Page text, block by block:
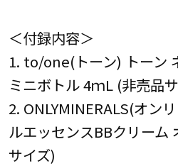
＜付録内容＞
1. to/one(トーン) トーン
ミニボトル 4ｍL (非売品
2. ONLYMINERALS(オン
ルエッセンスBBクリーム
サイズ)